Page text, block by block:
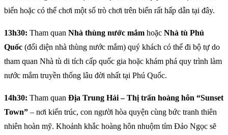
biển hoặc có thể chơi một số trò chơi trên biển rất hấp dẫn tại đây.
13h30: Tham quan Nhà thùng nước mắm hoặc Nhà tù Phú
Quốc (đối diện nhà thùng nước mắm) quý khách có thể đi bộ tự do
tham quan Nhà tù di tích cấp quốc gia hoặc khám phá quy trình làm
nước mắm truyền thống lâu đời nhất tại Phú Quốc.
14h30: Tham quan Địa Trung Hải – Thị trấn hoàng hôn “Sunset
Town” – nơi kiến trúc, con người hòa quyện cùng bức tranh thiên
nhiên hoàn mỹ. Khoảnh khắc hoàng hôn nhuộm tím Đảo Ngọc sẽ